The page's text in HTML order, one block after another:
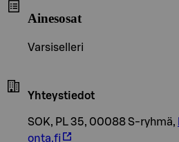
Ainesosat
Varsiselleri
Yhteystiedot
SOK, PL 35, 00088 S-ryhmä,
onta.fi